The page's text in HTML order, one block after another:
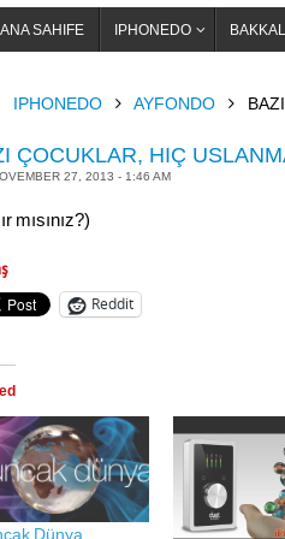
ANA SAHIFE IPHONEDO BAKKAL
IPHONEDO AYFONDO
ÇOCUKLAR, HIÇ
27, 2013 - 1:46 AM
mısınız?)
Reddit
Dünya